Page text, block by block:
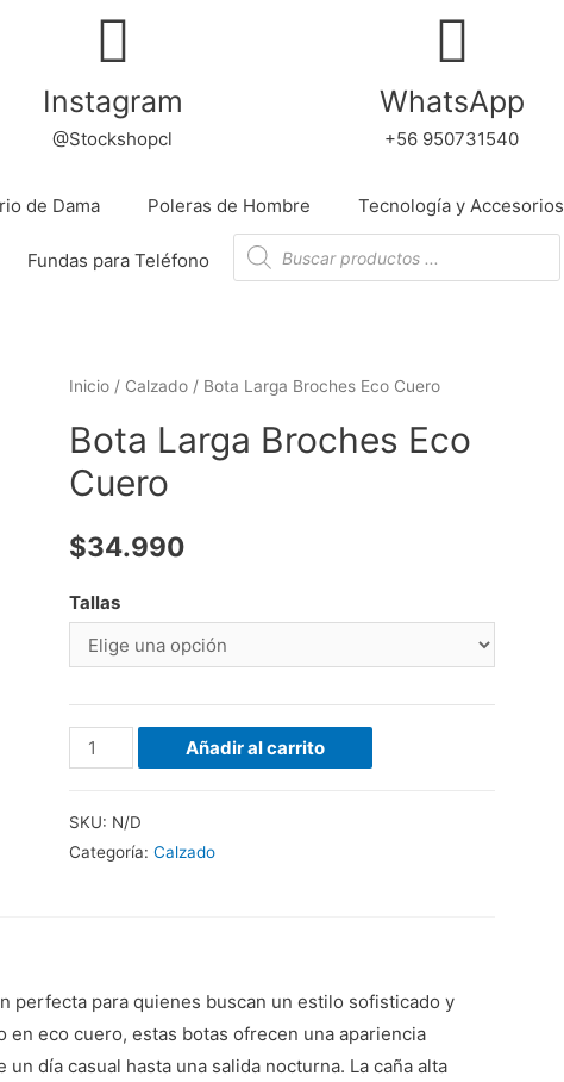
Instagram
@Stockshopcl
WhatsApp
+56 950731540
de Dama Poleras de Hombre Tecnología y Accesorios
Fundas para Teléfono
Inicio/ Calzado/ Bota Larga Broches Eco Cuero
Bota Larga Broches Eco
Cuero
$34.990
Tallas
Añadir al carrito
SKU: N/D
Categoría: Calzado
perfecta para quienes buscan un estilo sofisticado y
eco cuero, estas botas ofrecen una apariencia
día casual hasta una salida nocturna. La caña alta